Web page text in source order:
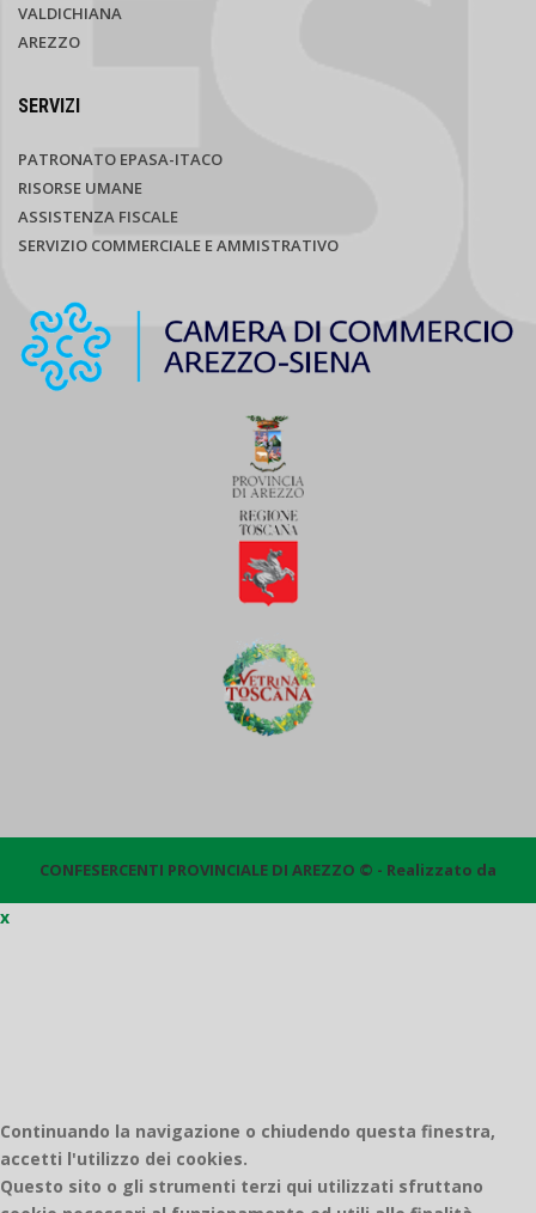
VALDICHIANA
AREZZO
SERVIZI
PATRONATO EPASA-ITACO
RISORSE UMANE
ASSISTENZA FISCALE
SERVIZIO COMMERCIALE E AMMISTRATIVO
CONFESERCENTI PROVINCIALE DI AREZZO © - Realizzato da
x
Continuando la navigazione o chiudendo questa finestra,
accetti l'utilizzo dei cookies.
Questo sito o gli strumenti terzi qui utilizzati sfruttano